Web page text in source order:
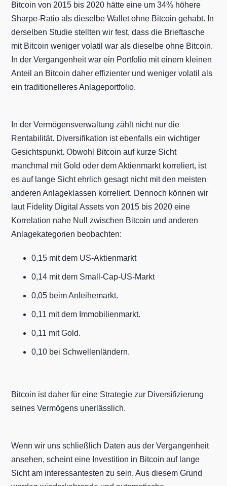
Bitcoin von 2015 bis 2020 hätte eine um 34% höhere
Sharpe-Ratio als dieselbe Wallet ohne Bitcoin gehabt. In
derselben Studie stellten wir fest, dass die Brieftasche
mit Bitcoin weniger volatil war als dieselbe ohne Bitcoin.
In der Vergangenheit war ein Portfolio mit einem kleinen
Anteil an Bitcoin daher effizienter und weniger volatil als
ein traditionelleres Anlageportfolio.
In der Vermögensverwaltung zählt nicht nur die
Rentabilität. Diversifikation ist ebenfalls ein wichtiger
Gesichtspunkt. Obwohl Bitcoin auf kurze Sicht
manchmal mit Gold oder dem Aktienmarkt korreliert, ist
es auf lange Sicht ehrlich gesagt nicht mit den meisten
anderen Anlageklassen korreliert. Dennoch können wir
laut Fidelity Digital Assets von 2015 bis 2020 eine
Korrelation nahe Null zwischen Bitcoin und anderen
Anlagekategorien beobachten:
0,15 mit dem US-Aktienmarkt
0,14 mit dem Small-Cap-US-Markt
0,05 beim Anleihemarkt.
0,11 mit dem Immobilienmarkt.
0,11 mit Gold.
0,10 bei Schwellenländern.
Bitcoin ist daher für eine Strategie zur Diversifizierung
seines Vermögens unerlässlich.
Wenn wir uns schließlich Daten aus der Vergangenheit
ansehen, scheint eine Investition in Bitcoin auf lange
Sicht am interessantesten zu sein. Aus diesem Grund